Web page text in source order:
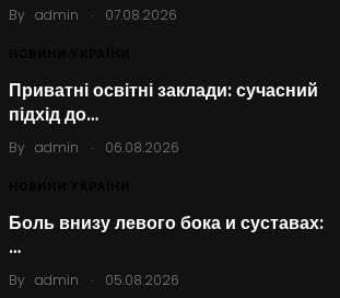
By admin . 07.08.2026
Приватні освітні заклади: сучасний
підхід до…
By admin . 06.08.2026
Боль внизу левого бока и суставах:
…
By admin . 05.08.2026